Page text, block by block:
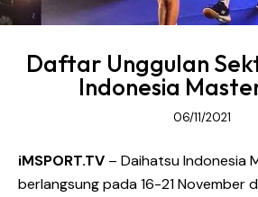
Daftar Unggulan
Indonesia
06/11/2021
iMSPORT.TV – Daihatsu Indonesia
berlangsung pada 16-21 November